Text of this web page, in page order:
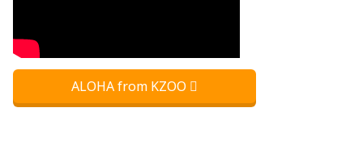
ALOHA from KZOO